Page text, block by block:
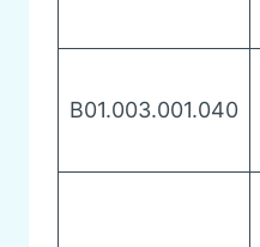
B01.003.001.040